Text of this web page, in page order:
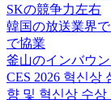
SKの競争力左右
韓国の放送業界
で協業
釜山のインバウ
CES 2026 혁신상
향 및 혁신상 수상